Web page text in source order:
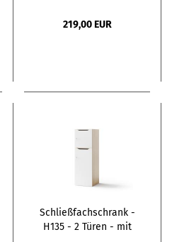
219,00 EUR
Schließfachschrank -
H135 - 2 Türen - mit